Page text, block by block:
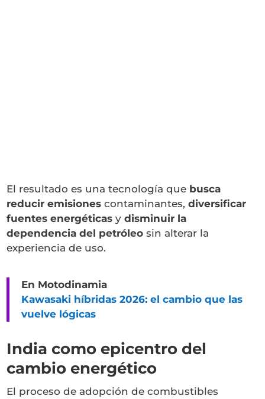
El resultado es una tecnología que busca
reducir emisiones contaminantes,diversificar
fuentes energéticas ydisminuir la
dependencia del petróleo sin alterar la
experiencia de uso.
En Motodinamia
Kawasaki híbridas 2026: el cambio que las
vuelve lógicas
India como epicentro del
cambio energético
El proceso de adopción de combustibles